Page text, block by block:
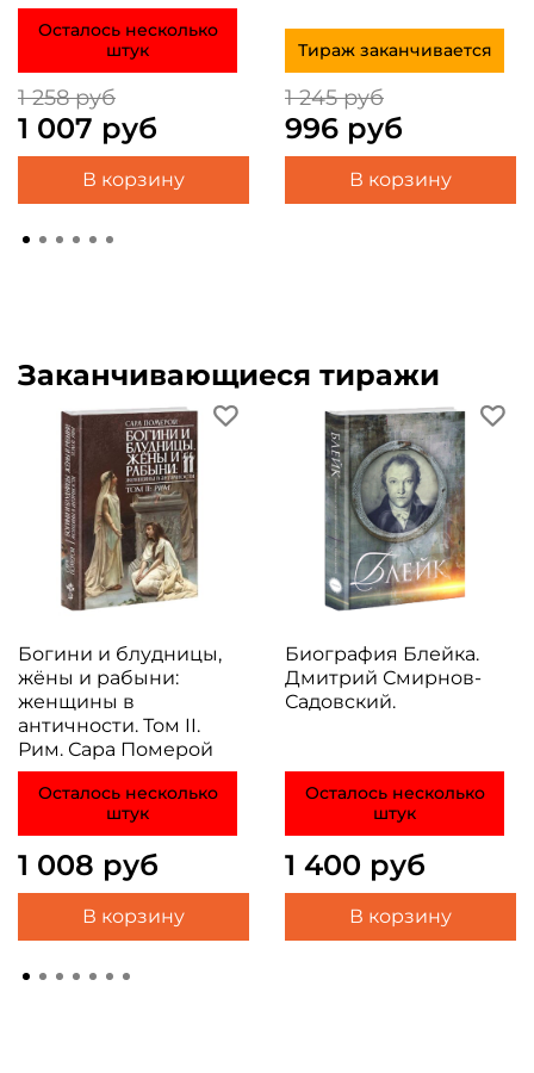
Осталось несколько
штук
1 258 руб
1 007 руб
В корзину
Тираж заканчивается
1 245 руб
996 руб
В корзину
Заканчивающиеся тиражи
Богини и блудницы,
жёны и рабыни:
женщины в
античности. Том II.
Рим. Сара Померой
Осталось несколько
штук
1 008 руб
В корзину
Биография Блейка.
Дмитрий Смирнов-
Садовский.
Осталось несколько
штук
1 400 руб
В корзину